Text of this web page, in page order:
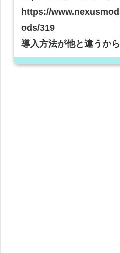
https://
ods/319
導入方法が他と違うか